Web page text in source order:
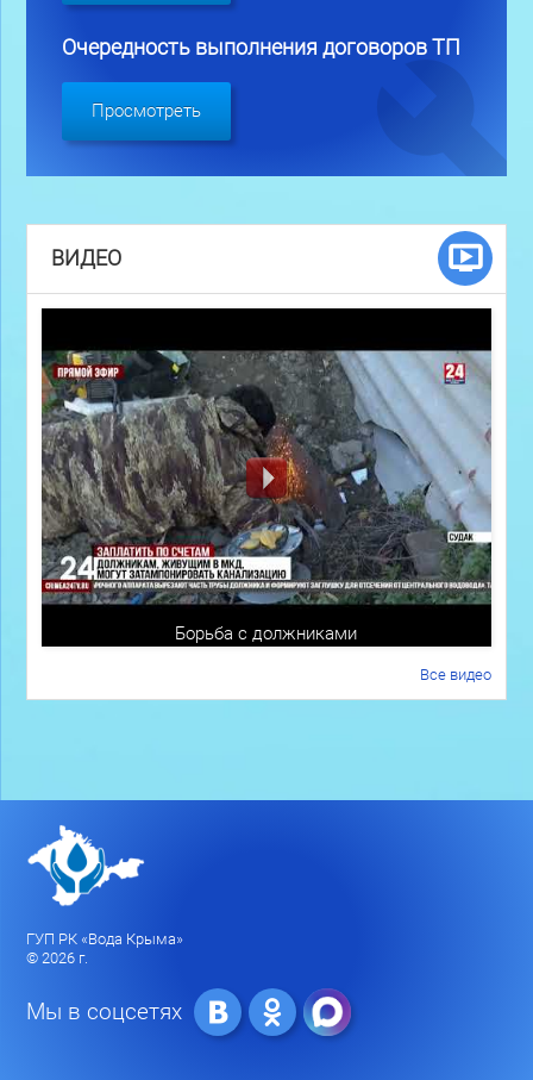
Очередность выполнения договоров ТП
Просмотреть
ВИДЕО
Борьба с должниками
Все видео
ГУП РК «Вода Крыма»
© 2026 г.
Мы в соцсетях